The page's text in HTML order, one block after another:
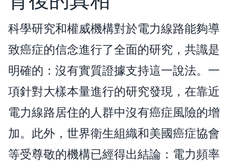
科學研究和權威機構對於電力線路能夠導
致癌症的信念進行了全面的研究，共識是
明確的：沒有實質證據支持這一說法。一
項針對大樣本量進行的研究發現，在靠近
電力線路居住的人群中沒有癌症風險的增
加。此外，世界衛生組織和美國癌症協會
等受尊敬的機構已經得出結論：電力頻率